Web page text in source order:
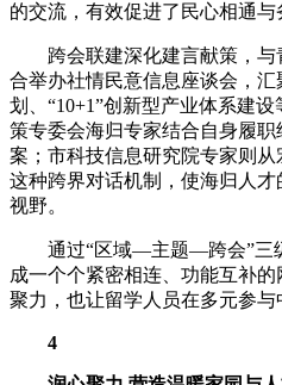
的交流，有效促进了民心相通与
跨会联建深化建言献策，与
合举办社情民意信息座谈会，
划、“10+1”创新型产业体系建
策专委会海归专家结合自身履
案；市科技信息研究院专家则从
这种跨界对话机制，使海归人
视野。
通过“区域—主题—跨会”三级
成一个个紧密相连、功能互补
聚力，也让留学人员在多元参与
4